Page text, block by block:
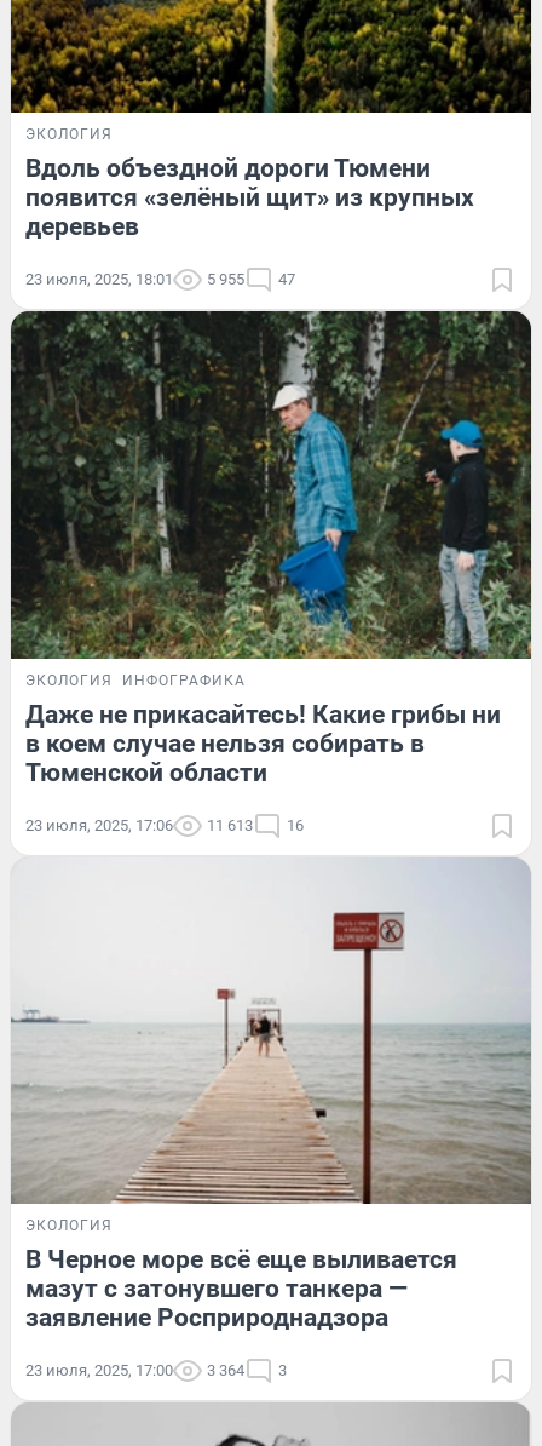
ЭКОЛОГИЯ
Вдоль объездной дороги Тюмени
появится «зелёный щит» из крупных
деревьев
23 июля, 2025, 18:01 5 955 47
ЭКОЛОГИЯ ИНФОГРАФИКА
Даже не прикасайтесь! Какие грибы ни
в коем случае нельзя собирать в
Тюменской области
23 июля, 2025, 17:06 11 613 16
ЭКОЛОГИЯ
В Черное море всё еще выливается
мазут с затонувшего танкера —
заявление Росприроднадзора
23 июля, 2025, 17:00 3 364 3